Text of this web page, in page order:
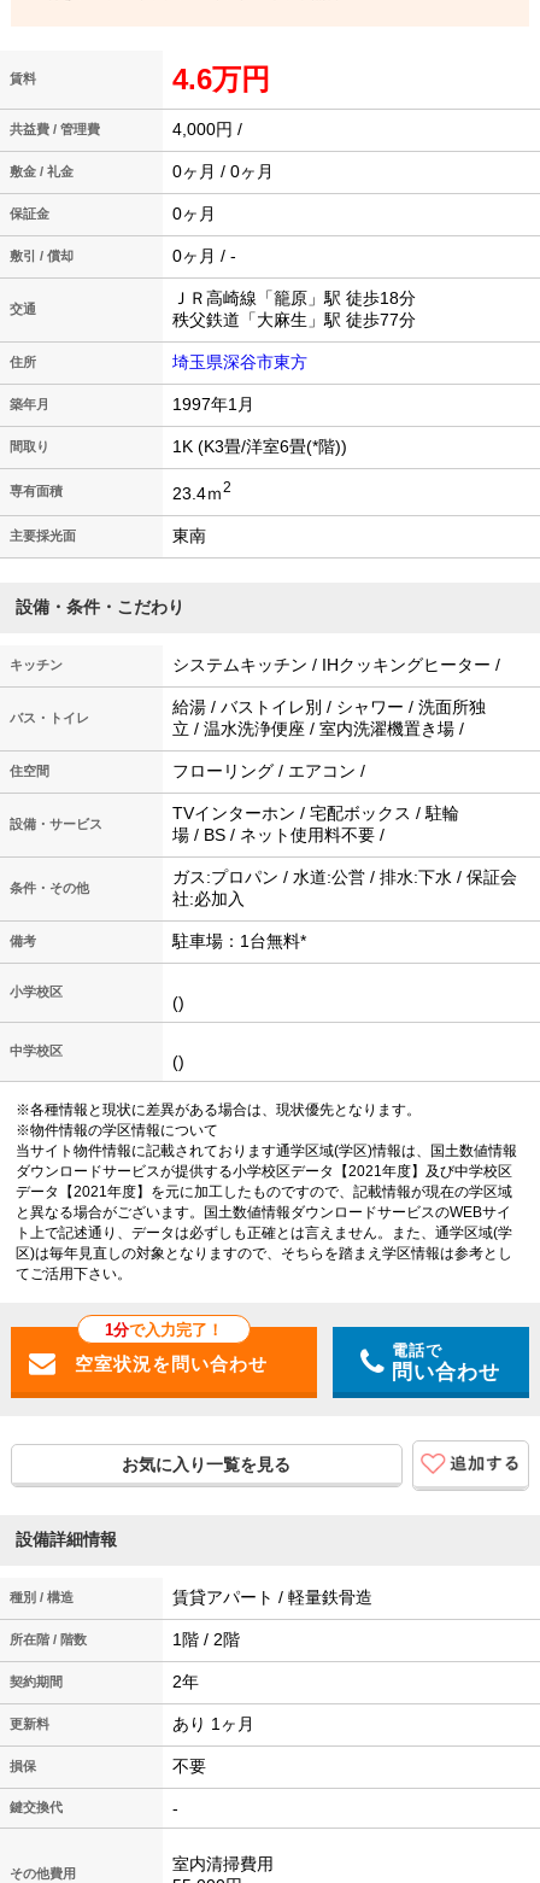
賃料 4.6万円
共益費 / 管理費 4,000円 /
敷金 / 礼金 0ヶ月 / 0ヶ月
保証金 0ヶ月
敷引 / 償却 0ヶ月 / -
交通
ＪＲ高崎線「籠原」駅 徒歩18分
秩父鉄道「大麻生」駅 徒歩77分
住所 埼玉県深谷市東方
築年月 1997年1月
間取り 1K (K3畳/洋室6畳(*階))
専有面積 23.4ｍ2
主要採光面 東南
設備・条件・こだわり
キッチン システムキッチン / IHクッキングヒーター /
バス・トイレ
給湯 / バストイレ別 / シャワー / 洗面所独
立 / 温水洗浄便座 / 室内洗濯機置き場 /
住空間 フローリング / エアコン /
設備・サービス
TVインターホン / 宅配ボックス / 駐輪
場 / BS / ネット使用料不要 /
条件・その他
ガス:プロパン / 水道:公営 / 排水:下水 / 保証会
社:必加入
備考 駐車場：1台無料*
小学校区
()
中学校区
()
※各種情報と現状に差異がある場合は、現状優先となります。
※物件情報の学区情報について
当サイト物件情報に記載されております通学区域(学区)情報は、国土数値情報
ダウンロードサービスが提供する小学校区データ【2021年度】及び中学校区
データ【2021年度】を元に加工したものですので、記載情報が現在の学区域
と異なる場合がございます。国土数値情報ダウンロードサービスのWEBサイ
ト上で記述通り、データは必ずしも正確とは言えません。また、通学区域(学
区)は毎年見直しの対象となりますので、そちらを踏まえ学区情報は参考とし
てご活用下さい。
1分で入力完了！
電話で
問い合わせ
お気に入り一覧を見る
設備詳細情報
種別 / 構造 賃貸アパート / 軽量鉄骨造
所在階 / 階数 1階 / 2階
契約期間 2年
更新料 あり 1ヶ月
損保 不要
鍵交換代 -
その他費用
室内清掃費用